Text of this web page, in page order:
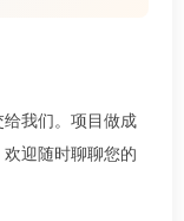
我们。项目做成
迎随时聊聊您的